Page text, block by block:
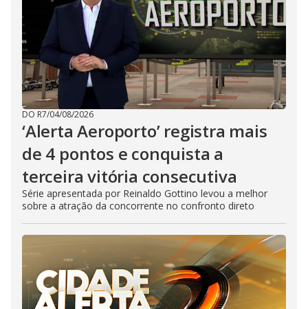
DO R7/04/08/2026
‘Alerta Aeroporto’ registra mais
de 4 pontos e conquista a
terceira vitória consecutiva
Série apresentada por Reinaldo Gottino levou a melhor
sobre a atração da concorrente no confronto direto